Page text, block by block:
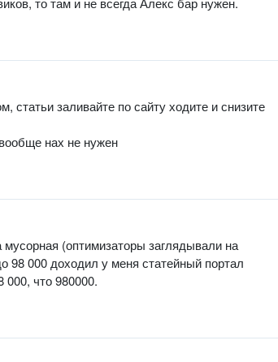
статьи заливайте по сайту ходите и снизите
нах не нужен
(оптимизаторы заглядывали на
98 000 доходил у меня статейный портал
000, что 980000.